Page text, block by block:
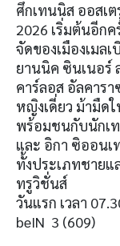
ศึกเทนนิส ออสเ
2026 เริ่มต้นอีก
จัดของเมืองเมล
ยานนิค ซินเนอร์
คาร์ลอส อัลคาร
หญิงเดี่ยว ม้ามืด
พร้อมชนกับนักเ
และ อิกา ซิออนเ
ทั้งประเภทชาย
ทรูวิชั่นส์
วันแรก เวลา
beIN 3 (609)